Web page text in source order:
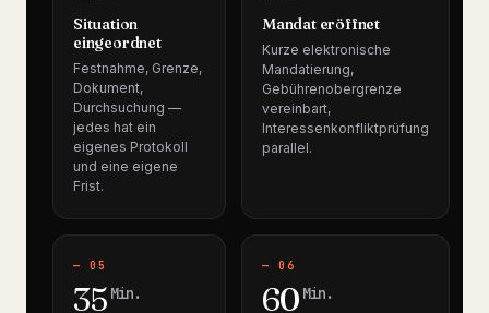
Situation
eingeordnet
Festnahme, Grenze,
Dokument,
Durchsuchung —
jedes hat ein
eigenes Protokoll
und eine eigene
Frist.
Mandat eröffnet
Kurze elektronische
Mandatierung,
Gebührenobergrenze
vereinbart,
Interessenkonfliktprüfung
parallel.
— 05
35 Min.
— 06
60 Min.